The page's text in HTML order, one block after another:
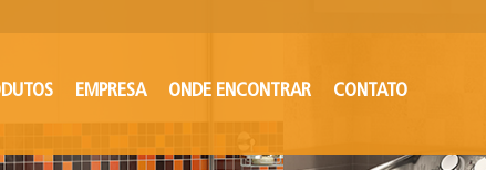
EMPRESA ONDE ENCONTRAR CONTATO